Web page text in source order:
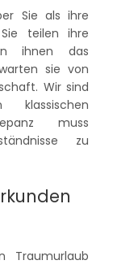
Sie als ihre
teilen ihre
ihnen das
sie von
Wir sind
muss
zu
Traumurlaub